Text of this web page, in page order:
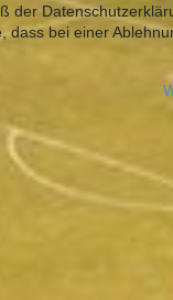
der
dass bei einer